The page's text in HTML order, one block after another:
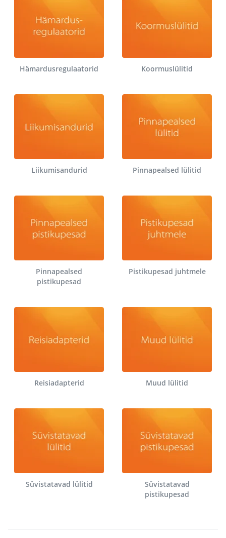
Hämardusregulaatorid Koormuslülitid
Liikumisandurid Pinnapealsed lülitid
Pinnapealsed
pistikupesad
Pistikupesad juhtmele
Reisiadapterid Muud lülitid
Süvistatavad lülitid
Süvistatavad
pistikupesad